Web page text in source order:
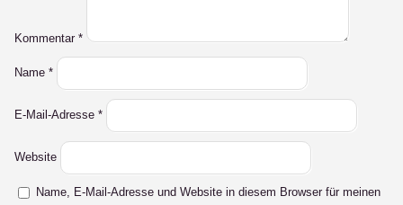
Kommentar *
Name *
E-Mail-Adresse *
Website
Name, E-Mail-Adresse und Website in diesem Browser für meinen